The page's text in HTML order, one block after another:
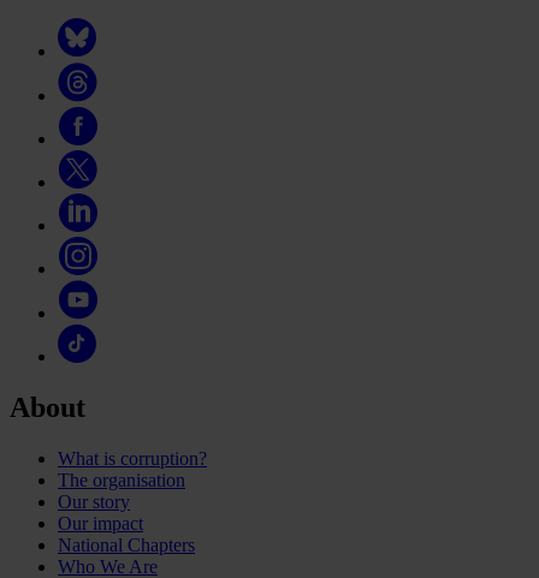
About
What is corruption?
The organisation
Our story
Our impact
National Chapters
Who We Are